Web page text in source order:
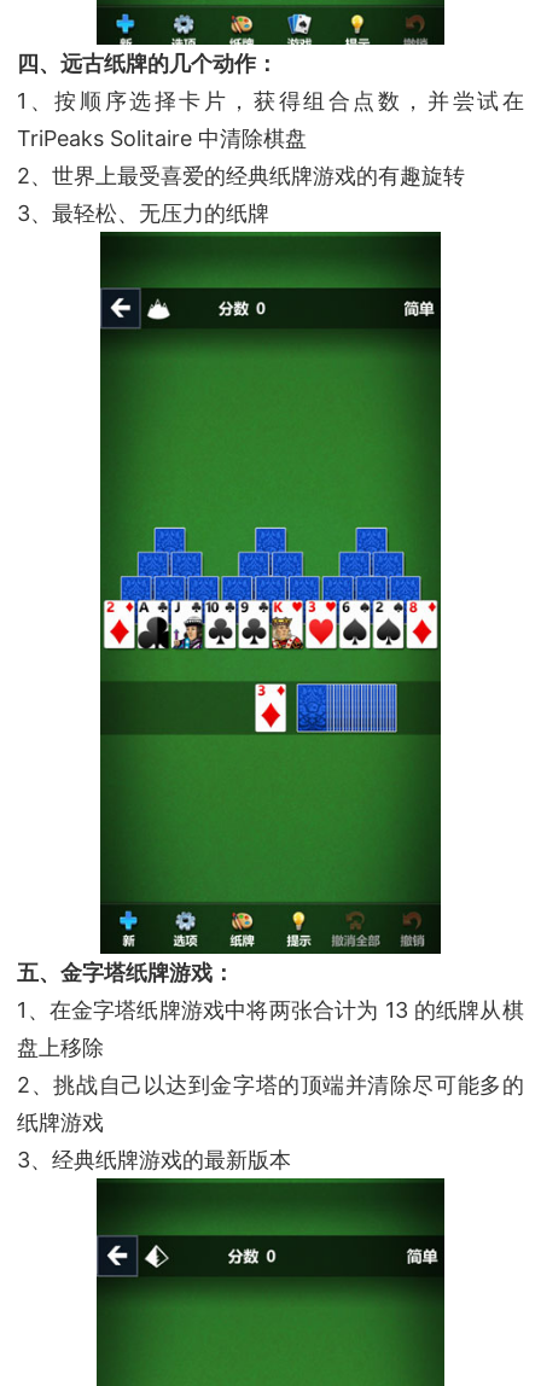
四、远古纸牌的几个动作：
1、按顺序选择卡片，获得组合点数，并尝试在
TriPeaks Solitaire 中清除棋盘
2、世界上最受喜爱的经典纸牌游戏的有趣旋转
3、最轻松、无压力的纸牌
五、金字塔纸牌游戏：
1、在金字塔纸牌游戏中将两张合计为 13 的纸牌从棋
盘上移除
2、挑战自己以达到金字塔的顶端并清除尽可能多的
纸牌游戏
3、经典纸牌游戏的最新版本